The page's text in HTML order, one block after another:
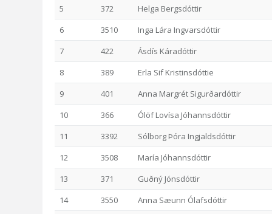
5
372
Helga Bergsdóttir
6
3510
Inga Lára Ingvarsdóttir
7
422
Ásdís Káradóttir
8
389
Erla Sif Kristinsdóttie
9
401
Anna Margrét Sigurðardóttir
10
366
Ólöf Lovísa Jóhannsdóttir
11
3392
Sólborg Þóra Ingjaldsdóttir
12
3508
María Jóhannsdóttir
13
371
Guðný Jónsdóttir
14
3550
Anna Sæunn Ólafsdóttir